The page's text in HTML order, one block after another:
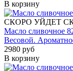
В корзину
СКОРО УЙДЕТ
Масло сливочное
Весовой.
2980 руб
В корзину